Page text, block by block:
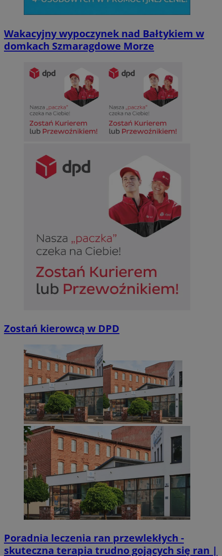
Wakacyjny wypoczynek nad Bałtykiem w
domkach Szmaragdowe Morze
Zostań kierowcą w DPD
Poradnia leczenia ran przewlekłych -
skuteczna terapia trudno gojących się ran |